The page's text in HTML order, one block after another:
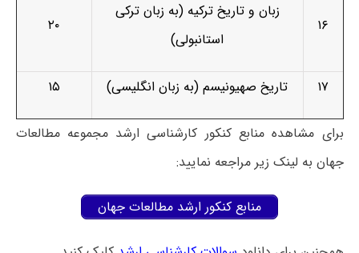
۱۶
زبان و تاریخ ترکیه (به زبان ترکی
استانبولی)
۲۰
۱۷ تاریخ صهیونیسم (به زبان انگلیسی) ۱۵
برای مشاهده منابع کنکور کارشناسی ارشد مجموعه مطالعات
جهان به لینک زیر مراجعه نمایید:
منابع کنکور ارشد مطالعات جهان